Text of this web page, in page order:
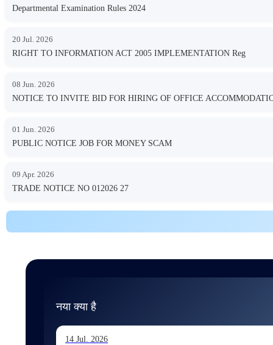
Departmental Examination Rules 2024
20 Jul. 2026
RIGHT TO INFORMATION ACT 2005 IMPLEMENTATION Reg
08 Jun. 2026
NOTICE TO INVITE BID FOR HIRING OF OFFICE
01 Jun. 2026
PUBLIC NOTICE JOB FOR MONEY SCAM
09 Apr. 2026
TRADE NOTICE NO 012026 27
नया क्या है
14 Jul. 2026